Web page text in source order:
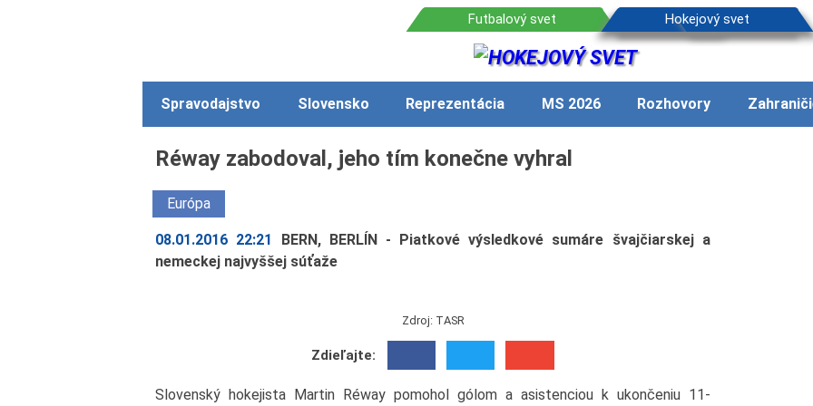
Spravodajstvo Slovensko Reprezentácia MS 2026 Rozhovory
Réway zabodoval, jeho tím konečne vyhral
Európa
08.01.2016 22:21
BERN, BERLÍN - Piatkové výsledkové sumáre švajčiarskej a
nemeckej najvyššej súťaže
Zdroj: TASR
Zdieľajte:
Slovenský hokejista Martin Réway pomohol gólom a asistenciou k ukončeniu 11-